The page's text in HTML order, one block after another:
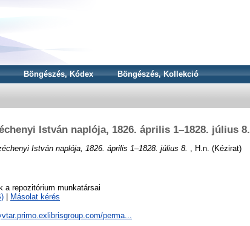
Böngészés, Kódex Böngészés, Kollekció
István naplója, 1826. április 1–1828. július 8.
István naplója, 1826. április 1–1828. július 8. , H.n. (Kézirat)
a repozitórium munkatársai
Másolat kérés
perma...